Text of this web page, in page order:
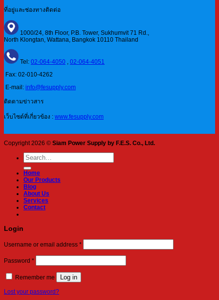
ที่อยู่และช่องทางติดต่อ
1000/24, 8th Floor, P.B. Tower, Sukhumvit 71 Rd.,
North Klongtan, Wattana, Bangkok 10110 Thailand
Tel: 02-064-4050 , 02-064-4051
Fax: 02-010-4262
E-mail: info@fesupply.com
ติดตามข่าวสาร
เว็บไซต์ที่เกี่ยวข้อง : www.fesupply.com
Copyright 2026 © Siam Power Supply by F.E.S. Co., Ltd.
Search
for:
Home
Our Products
Blog
About Us
Services
Contact
Login
Username or email address *Required
Password *Required
Remember me Log in
Lost your password?